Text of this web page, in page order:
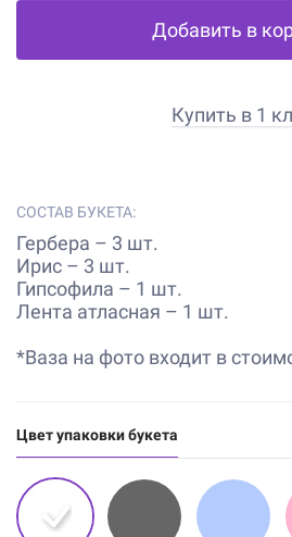
Добавить в
Купить в 1
СОСТАВ БУКЕТА:
Гербера – 3 шт.
Ирис – 3 шт.
Гипсофила – 1 шт.
Лента атласная – 1 шт.
*Ваза на фото входит в
Цвет упаковки букета